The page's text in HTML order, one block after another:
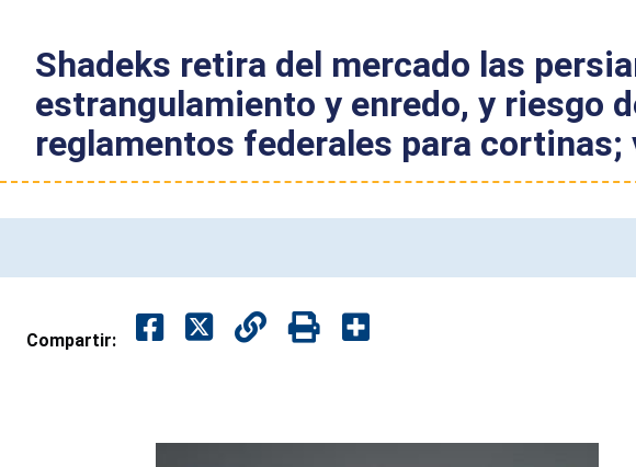
Shadeks retira del mercado las
estrangulamiento y enredo, y riesgo
reglamentos federales para
Compartir: